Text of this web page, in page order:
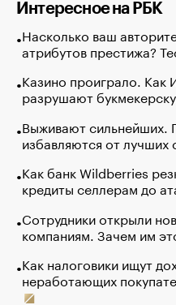
Интересное на РБК
Насколько ваш
атрибутов престижа?
Казино проиграло. Как
разрушают
Выживают сильнейших.
избавляются от лучших
Как банк Wildberries
кредиты селлерам до
Сотрудники открыли
компаниям. Зачем им
Как налоговики ищут
неработающих